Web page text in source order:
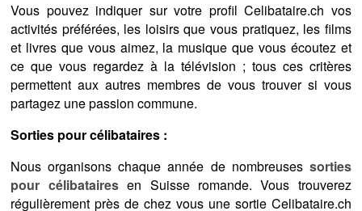
Vous pouvez indiquer sur votre profil Celibataire.ch vos
activités préférées, les loisirs que vous pratiquez, les films
et livres que vous aimez, la musique que vous écoutez et
ce que vous regardez à la télévision ; tous ces critères
permettent aux autres membres de vous trouver si vous
partagez une passion commune.
Sorties pour célibataires :
Nous organisons chaque année de nombreuses sorties
pour célibatairesen Suisse romande. Vous trouverez
régulièrement près de chez vous une sortie Celibataire.ch